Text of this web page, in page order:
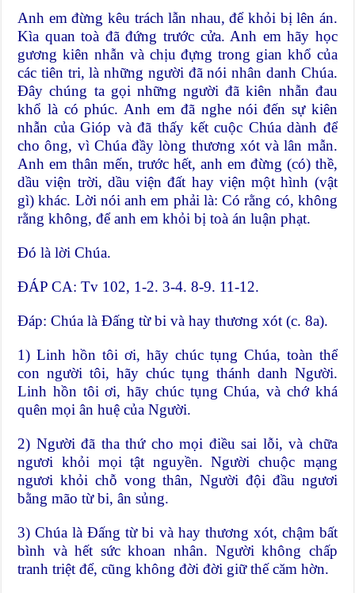
Anh em đừng kêu trách lẫn nhau, để khỏi bị lên án.
Kìa quan toà đã đứng trước cửa. Anh em hãy học
gương kiên nhẫn và chịu đựng trong gian khổ của
các tiên tri, là những người đã nói nhân danh Chúa.
Ðây chúng ta gọi những người đã kiên nhẫn đau
khổ là có phúc. Anh em đã nghe nói đến sự kiên
nhẫn của Gióp và đã thấy kết cuộc Chúa dành để
cho ông, vì Chúa đầy lòng thương xót và lân mẫn.
Anh em thân mến, trước hết, anh em đừng (có) thề,
dầu viện trời, dầu viện đất hay viện một hình (vật
gì) khác. Lời nói anh em phải là: Có rằng có, không
rằng không, để anh em khỏi bị toà án luận phạt.
Ðó là lời Chúa.
ÐÁP CA: Tv 102, 1-2. 3-4. 8-9. 11-12.
Ðáp: Chúa là Ðấng từ bi và hay thương xót (c. 8a).
1) Linh hồn tôi ơi, hãy chúc tụng Chúa, toàn thể
con người tôi, hãy chúc tụng thánh danh Người.
Linh hồn tôi ơi, hãy chúc tụng Chúa, và chớ khá
quên mọi ân huệ của Người.
2) Người đã tha thứ cho mọi điều sai lỗi, và chữa
ngươi khỏi mọi tật nguyền. Người chuộc mạng
ngươi khỏi chỗ vong thân, Người đội đầu ngươi
bằng mão từ bi, ân sủng.
3) Chúa là Ðấng từ bi và hay thương xót, chậm bất
bình và hết sức khoan nhân. Người không chấp
tranh triệt để, cũng không đời đời giữ thế căm hờn.